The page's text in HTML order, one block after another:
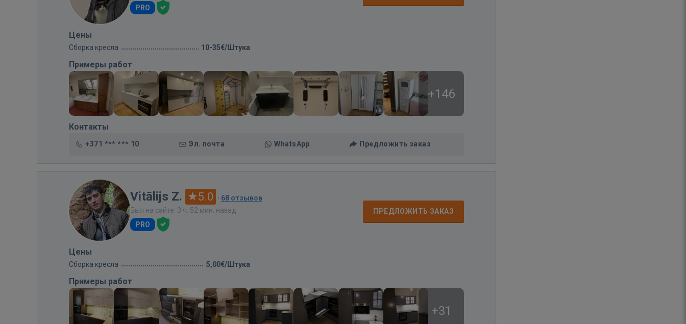
PRO
Цены
Сборка кресла 10-35€/Штука
Примеры работ
+146
Контакты
+371 *** *** 10 Эл. почта WhatsApp Предложить заказ
Vitālijs Z. 5.0 · 68 отзывов
Был на сайте: 3 ч. 52 мин. назад
PRO
ПРЕДЛОЖИТЬ ЗАКАЗ
Цены
Сборка кресла 5,00€/Штука
Примеры работ
+31